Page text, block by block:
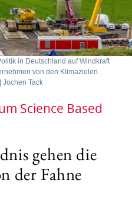
in Deutschland auf Windkraft
von den Klimazielen.
Jochen Tack
Science Based
gehen die
der Fahne